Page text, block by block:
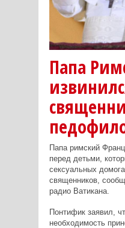
Папа
Папа римский
перед детьми,
сексуальных
священников,
радио Ватикана.
Понтифик заявил,
необходимость